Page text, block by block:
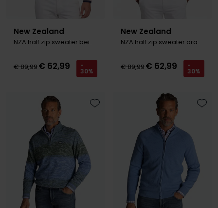
New Zealand
NZA half zip sweater beige gemêleerd
€ 89,99€ 62,99 -
30%
New Zealand
NZA half zip sweater oranje gemêleerd
€ 89,99€ 62,99 -
30%
Toevoegen aan favorieten